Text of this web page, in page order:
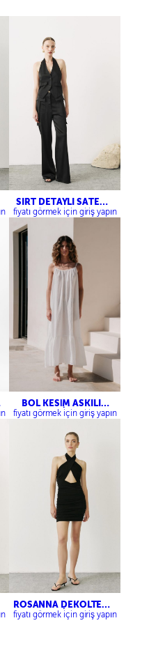
SIRT DETAYLI SATEN
YELEK-KARGO SATEN
PANTOLON
fiyatı görmek için giriş yapın
BOL KESİM ASKILI
ELBİSE
fiyatı görmek için giriş yapın
ROSANNA DEKOLTELİ
ELBİSE
fiyatı görmek için giriş yapın